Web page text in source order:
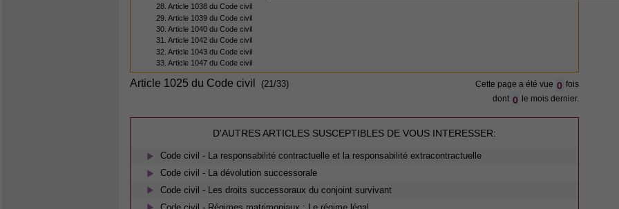
28. Article 1038 du Code civil
29. Article 1039 du Code civil
30. Article 1040 du Code civil
31. Article 1042 du Code civil
32. Article 1043 du Code civil
33. Article 1047 du Code civil
Article 1025 du Code civil (21/33) Cette page a été vue 0 fois
dont 0 le mois dernier.
D'AUTRES ARTICLES SUSCEPTIBLES DE VOUS INTERESSER:
Code civil - La responsabilité contractuelle et la responsabilité extracontractuelle
Code civil - La dévolution successorale
Code civil - Les droits successoraux du conjoint survivant